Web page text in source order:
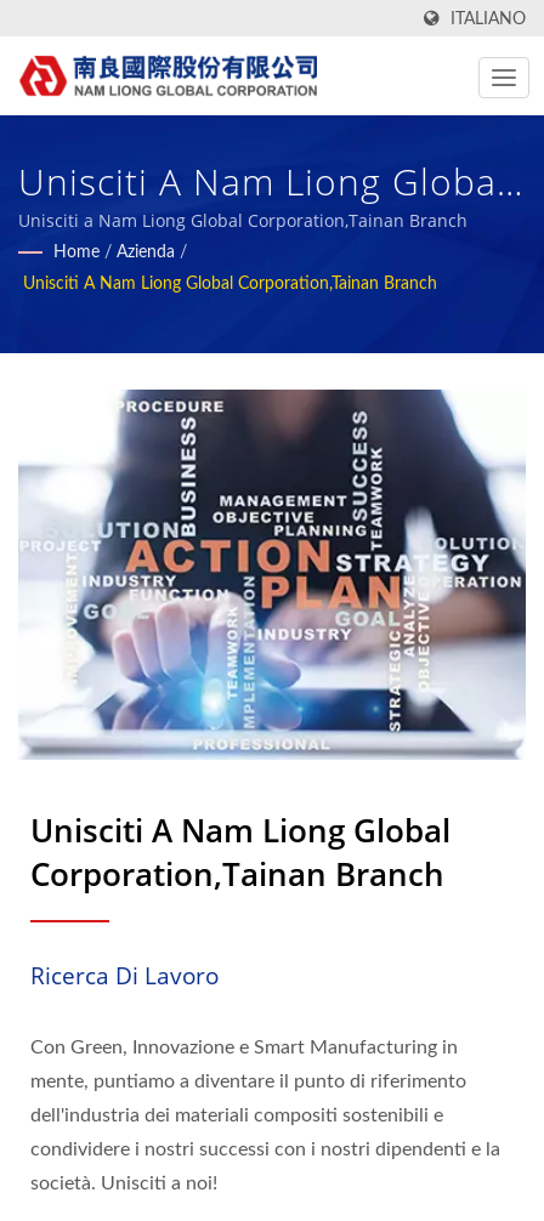
ITALIANO
Unisciti A Nam Liong Global
Corporation,Tainan Branch /
Produttore Di Tessuti
In Schiuma Dal 1972 | Nam
Liong
Unisciti a Nam Liong Global Corporation,Tainan Branch
Home / Azienda /
Unisciti A Nam Liong Global Corporation,Tainan Branch
Unisciti A Nam Liong Global
Corporation,Tainan Branch
Ricerca Di Lavoro
Con Green, Innovazione e Smart Manufacturing in
mente, puntiamo a diventare il punto di riferimento
dell'industria dei materiali compositi sostenibili e
condividere i nostri successi con i nostri dipendenti e la
società. Unisciti a noi!